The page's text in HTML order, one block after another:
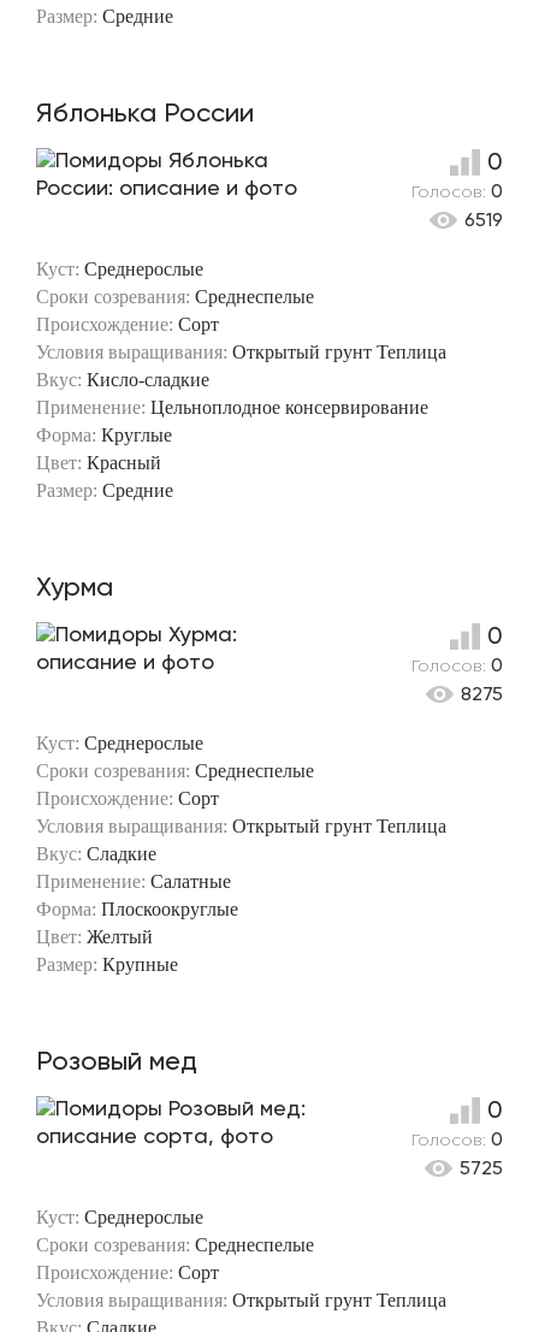
Размер: Средние
Яблонька России
Куст: Среднерослые
Сроки созревания: Среднеспелые
Происхождение: Сорт
Условия выращивания: Открытый грунт Теплица
Вкус: Кисло-сладкие
Применение: Цельноплодное консервирование
Форма: Круглые
Цвет: Красный
Размер: Средние
0
Голосов: 0
6519
Хурма
Куст: Среднерослые
Сроки созревания: Среднеспелые
Происхождение: Сорт
Условия выращивания: Открытый грунт Теплица
Вкус: Сладкие
Применение: Салатные
Форма: Плоскоокруглые
Цвет: Желтый
Размер: Крупные
0
Голосов: 0
8275
Розовый мед
Куст: Среднерослые
Сроки созревания: Среднеспелые
Происхождение: Сорт
Условия выращивания: Открытый грунт Теплица
Вкус: Сладкие
0
Голосов: 0
5725